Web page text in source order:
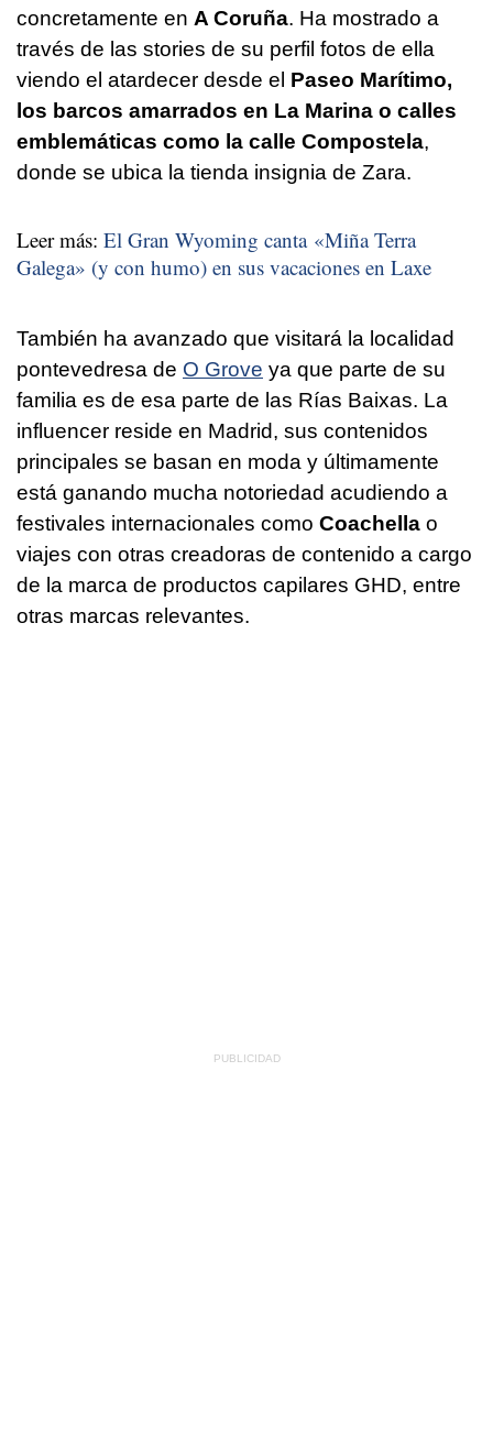
concretamente en A Coruña. Ha mostrado a
través de las stories de su perfil fotos de ella
viendo el atardecer desde el Paseo Marítimo,
los barcos amarrados en La Marina o calles
emblemáticas como la calle Compostela,
donde se ubica la tienda insignia de Zara.
Leer más: El Gran Wyoming canta «Miña Terra
Galega» (y con humo) en sus vacaciones en Laxe
También ha avanzado que visitará la localidad
pontevedresa de O Grove ya que parte de su
familia es de esa parte de las Rías Baixas. La
influencer reside en Madrid, sus contenidos
principales se basan en moda y últimamente
está ganando mucha notoriedad acudiendo a
festivales internacionales como Coachella o
viajes con otras creadoras de contenido a cargo
de la marca de productos capilares GHD, entre
otras marcas relevantes.